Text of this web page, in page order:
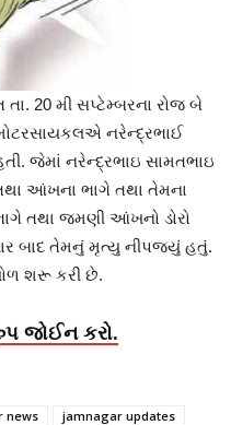
20 મી સપ્ટેમ્બરના રોજ બે
નરેન્દ્રભાઈ
જેમાં નરેન્દ્રભાઇ સામતભાઇ
આંખના ભાગે તથા તેમના
તથા જમણી આંખનો ડોરો
બાદ તેમનું મૃત્યુ નીપજ્યું હતું.
શરૂ કરી છે.
જોઈન કરો.
news
jamnagar updates